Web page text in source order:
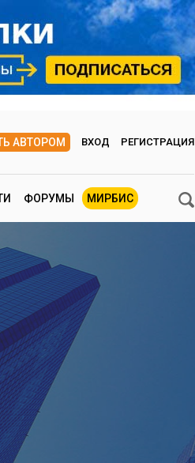
АВТОРОМ ВХОД РЕГИСТРАЦИЯ
ФОРУМЫ МИРБИС